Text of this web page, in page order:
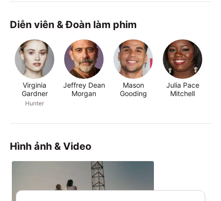
Diễn viên & Đoàn làm phim
Virginia
Gardner
Hunter
Jeffrey Dean
Morgan
Mason
Gooding
Julia Pace
Mitchell
Hình ảnh & Video